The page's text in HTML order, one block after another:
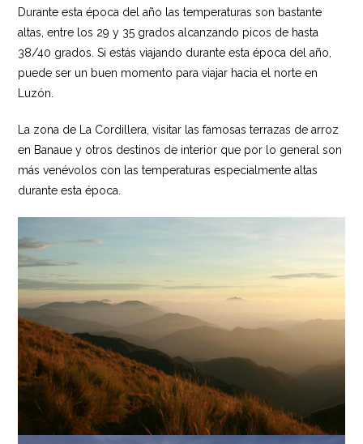
Durante esta época del año las temperaturas son bastante
altas, entre los 29 y 35 grados alcanzando picos de hasta
38/40 grados. Si estás viajando durante esta época del año,
puede ser un buen momento para viajar hacia el norte en
Luzón.
La zona de La Cordillera, visitar las famosas terrazas de arroz
en Banaue y otros destinos de interior que por lo general son
más venévolos con las temperaturas especialmente altas
durante esta época.